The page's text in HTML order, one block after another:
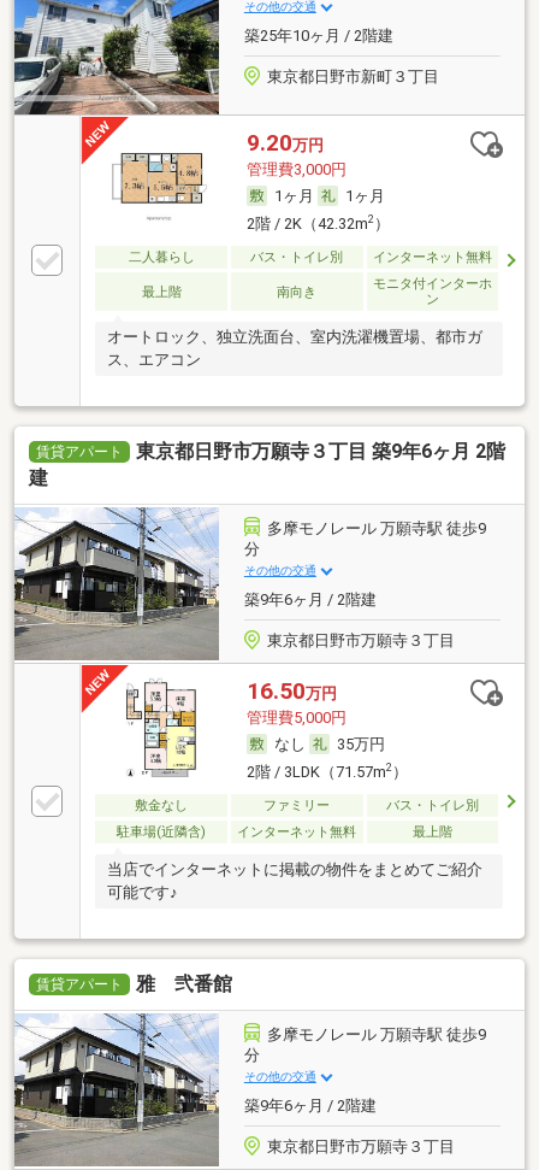
その他の交通
築25年10ヶ月 / 2階建
東京都日野市新町３丁目
9.20万円
管理費3,000円
1ヶ月
1ヶ月
2階 / 2K（42.32m2）
二人暮らし バス・トイレ別 インターネット無料
最上階 南向き
モニタ付インターホ
ン
オートロック、独立洗面台、室内洗濯機置場、都市ガ
ス、エアコン
賃貸アパート
東京都日野市万願寺３丁目 築9年6ヶ月 2階
建
多摩モノレール 万願寺駅 徒歩9
分
その他の交通
築9年6ヶ月 / 2階建
東京都日野市万願寺３丁目
16.50万円
管理費5,000円
なし
35万円
2階 / 3LDK（71.57m2）
敷金なし ファミリー
バス・トイレ別
駐車場(近隣含)
インターネット無料 最上階
当店でインターネットに掲載の物件をまとめてご紹介
可能です♪
賃貸アパート 雅 弐番館
多摩モノレール 万願寺駅 徒歩9
分
その他の交通
築9年6ヶ月 / 2階建
東京都日野市万願寺３丁目